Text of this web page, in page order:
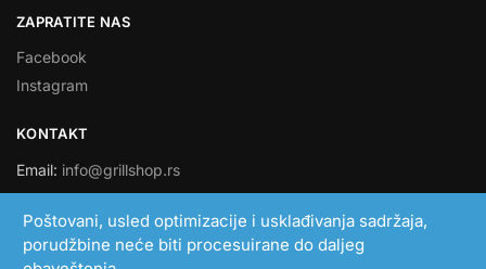
Poštovani, usled optimizacije i usklađivanja sadržaja,
porudžbine neće biti procesuirane do daljeg
ZAPRATITE NAS
Facebook
Instagram
KONTAKT
Email: info@grillshop.rs
SMART LINK DOO
PIB: 108705193